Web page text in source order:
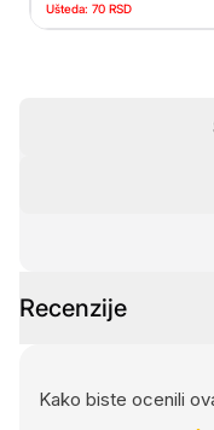
Ušteda: 70 RSD
Recenzije
Kako biste ocenili